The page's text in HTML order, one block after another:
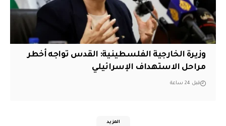
وزيرة الخارجية الفلسطينية: القدس تواجه أخطر
مراحل الاستهداف الإسرائيلي
قبل 24 ساعة
المزيد